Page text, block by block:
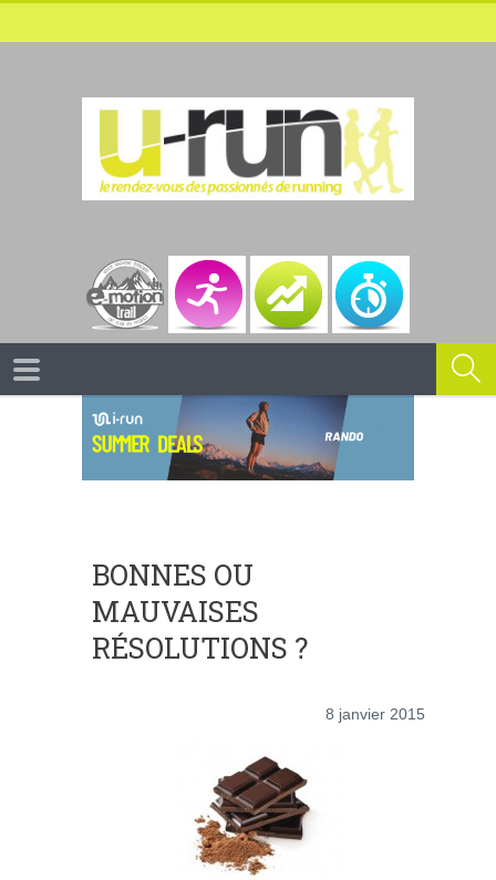
BONNES OU
MAUVAISES
RÉSOLUTIONS ?
8 janvier 2015